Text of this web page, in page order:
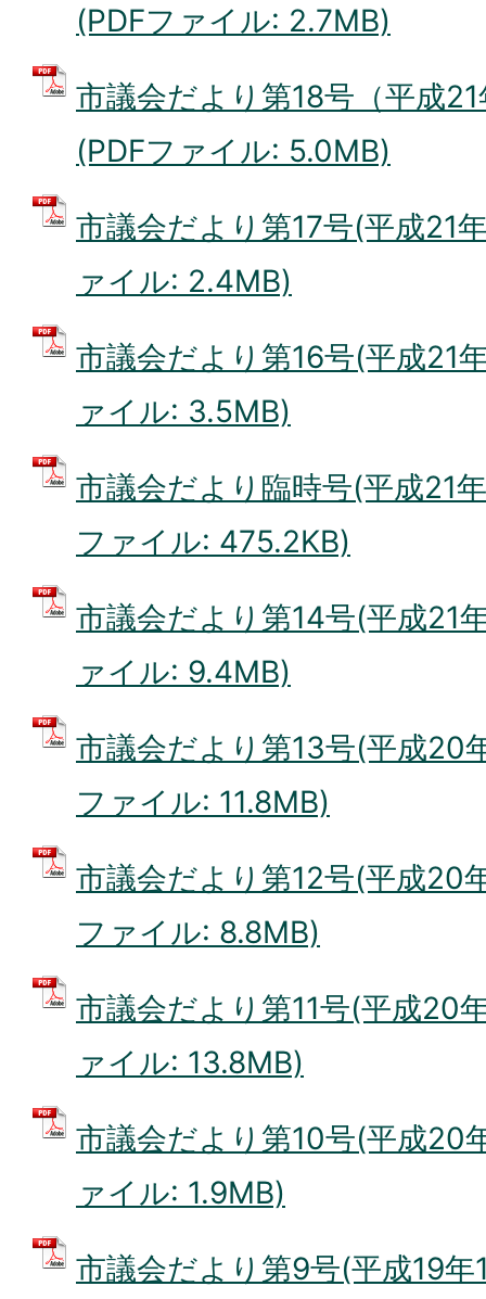
(PDFファイル: 2.7MB)
市議会だより第18号（平成
(PDFファイル: 5.0MB)
市議会だより第17号(平成21
ァイル: 2.4MB)
市議会だより第16号(平成21
ァイル: 3.5MB)
市議会だより臨時号(平成21
ファイル: 475.2KB)
市議会だより第14号(平成21
ァイル: 9.4MB)
市議会だより第13号(平成20
ファイル: 11.8MB)
市議会だより第12号(平成20
ファイル: 8.8MB)
市議会だより第11号(平成20
ァイル: 13.8MB)
市議会だより第10号(平成20
ァイル: 1.9MB)
市議会だより第9号(平成19年